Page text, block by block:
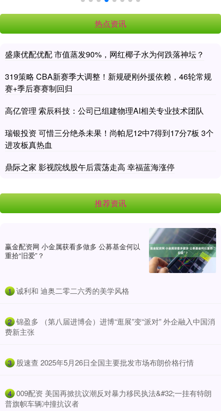
热点资讯
盛康优配优配 市值蒸发90%，网红椰子水为何跌落神坛？
319策略 CBA新赛季大调整！新规硬刚外援依赖，46轮常规
赛+季后赛赛制回归
高亿管理 索辰科技：公司已组建物理AI相关专业技术团队
瑞银投资 可惜三分绝杀未果！尚帕尼12中7得到17分7板 3个
进攻板真热血
鼎际之家 影视院线股午后震荡走高 幸福蓝海涨停
推荐资讯
赢金配资网 小金属获看多做多 公募基金何以
重拾“旧爱”？
1 ​诚利和 迪奥二零二六秀的美学风格
2 ​锦盈多 （第八届进博会）进博“逛展”变“派对” 外企融入中国消
费新主张
3 ​股速查 2025年5月26日全国主要批发市场布朗价格行情
4 ​009配资 美国再掀抗议潮反对暴力移民执法&#32;一挂有特朗
普旗帜车辆冲撞抗议者